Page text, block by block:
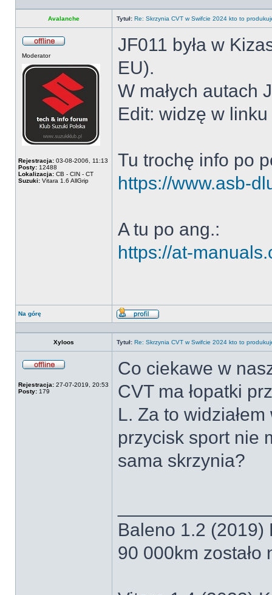
Avalanche
Tytuł: Re: Skrzynia CVT w Swifcie 2024 kto to
Moderator
Rejestracja: 03-08-2006, 11:13
Posty: 12488
Lokalizacja: CB - CIN - CT
Suzuki: Vitara 1.6 AllGrip
JF011 była w
EU).
W małych autach
Edit: widzę w linku
Tu trochę info po
https://www.asb-
A tu po ang.:
https://at-
Na górę
Wyświetl
Xyloos
Tytuł: Re: Skrzynia CVT w Swifcie 2024 kto to
Rejestracja: 27-07-2019, 20:53
Posty: 179
Co ciekawe w
CVT ma łopatki
L. Za to
przycisk sport nie
sama skrzynia?
Baleno 1.2 (2019)
90 000km zostało